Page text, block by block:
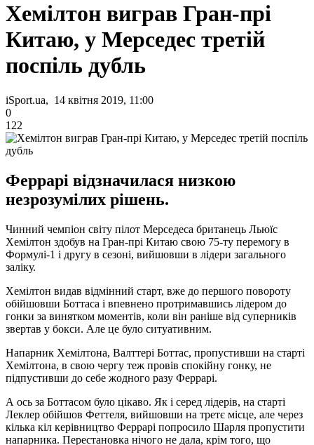
Хемілтон виграв Гран-прі
Китаю, у Мерседес третій
поспіль дубль
iSport.ua, 14 квітня 2019, 11:00
0
122
Феррарі відзначилася низкою
незрозумілих рішень.
Чинний чемпіон світу пілот Мерседеса британець Льюїс
Хемілтон здобув на Гран-прі Китаю свою 75-ту перемогу в
Формулі-1 і другу в сезоні, вийшовши в лідери загального
заліку.
Хемілтон видав відмінний старт, вже до першого повороту
обійшовши Боттаса і впевнено протримавшись лідером до
гонки за винятком моментів, коли він раніше від суперників
звертав у бокси. Але це було ситуативним.
Напарник Хемілтона, Валттері Боттас, пропустивши на старті
Хемілтона, в свою чергу теж провів спокійну гонку, не
підпустивши до себе жодного разу Феррарі.
А ось за Боттасом було цікаво. Як і серед лідерів, на старті
Леклер обійшов Феттеля, вийшовши на третє місце, але через
кілька кіл керівництво Феррарі попросило Шарля пропустити
напарника. Перестановка нічого не дала, крім того, що